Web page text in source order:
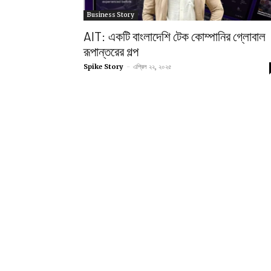
Business Story
AIT: একটি বাংলাদেশি টেক কোম্পানির গ্লোবাল
রূপান্তরের গল্প
Spike Story - এপ্রিল ২২, ২০২৫